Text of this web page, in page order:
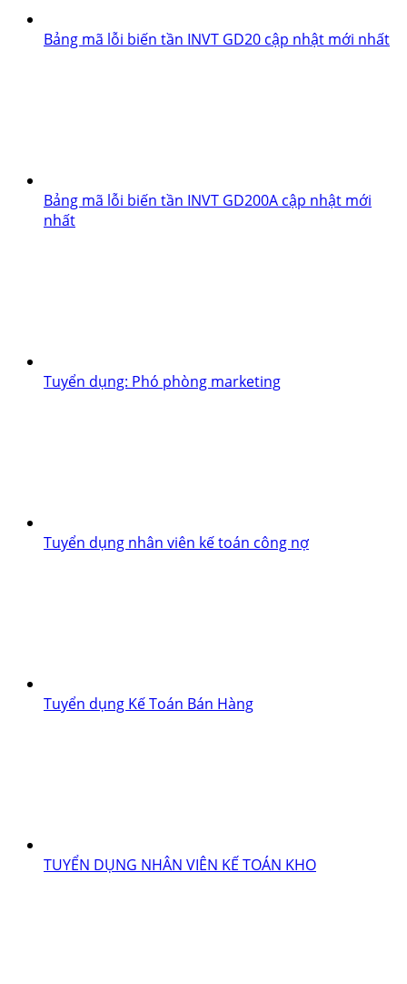
Bảng mã lỗi biến tần INVT GD20 cập nhật mới nhất
Bảng mã lỗi biến tần INVT GD200A cập nhật mới
nhất
Tuyển dụng: Phó phòng marketing
Tuyển dụng nhân viên kế toán công nợ
Tuyển dụng Kế Toán Bán Hàng
TUYỂN DỤNG NHÂN VIÊN KẾ TOÁN KHO